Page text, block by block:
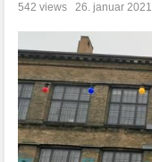
542 views 26. januar 2021